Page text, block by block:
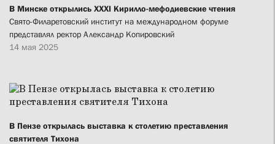
В Минске открылись XXXI Кирилло-мефодиевские чтения
Свято-Филаретовский институт на международном форуме
представлял ректор Александр Копировский
14 мая 2025
В Пензе открылась выставка к столетию преставления
святителя Тихона